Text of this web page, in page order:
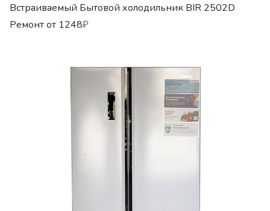
Встраиваемый Бытовой холодильник BIR 2502D
Ремонт от 1248₽